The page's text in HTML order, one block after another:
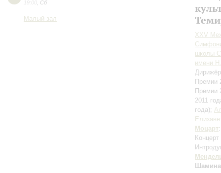
19:00 Сб
Малый зал
XXV
школы
имени
Премии
Премии
2011
года);
Моцарт